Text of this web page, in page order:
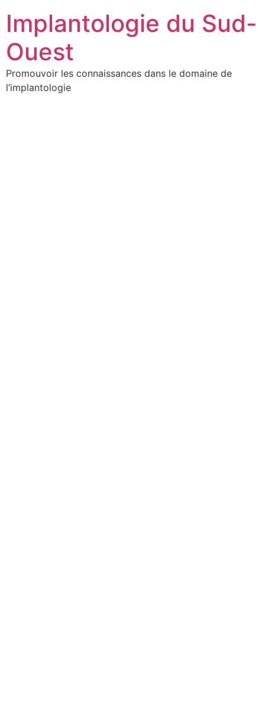
Implantologie du Sud-
Ouest
Promouvoir les connaissances dans le domaine de
l’implantologie